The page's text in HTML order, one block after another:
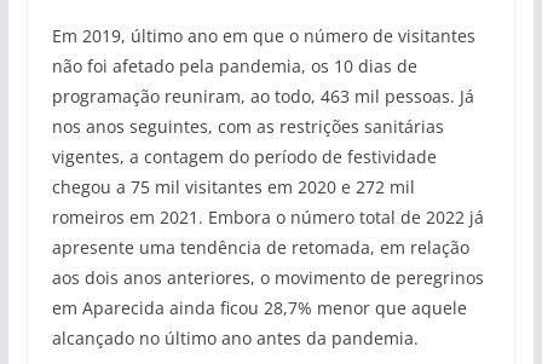
Em 2019, último ano em que o número de visitantes
não foi afetado pela pandemia, os 10 dias de
programação reuniram, ao todo, 463 mil pessoas. Já
nos anos seguintes, com as restrições sanitárias
vigentes, a contagem do período de festividade
chegou a 75 mil visitantes em 2020 e 272 mil
romeiros em 2021. Embora o número total de 2022 já
apresente uma tendência de retomada, em relação
aos dois anos anteriores, o movimento de peregrinos
em Aparecida ainda ficou 28,7% menor que aquele
alcançado no último ano antes da pandemia.